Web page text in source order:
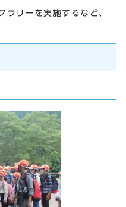
リーを実施するなど、